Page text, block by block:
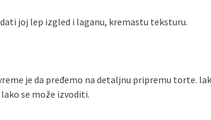
joj lep izgled i laganu, kremastu teksturu.
je da pređemo na detaljnu pripremu torte.
se može izvoditi.